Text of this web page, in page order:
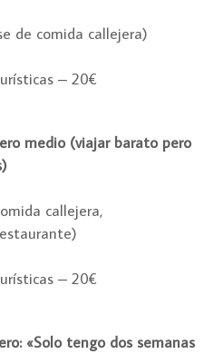
de comida callejera)
– 20€
medio (viajar barato pero
callejera,
– 20€
«Solo tengo dos semanas